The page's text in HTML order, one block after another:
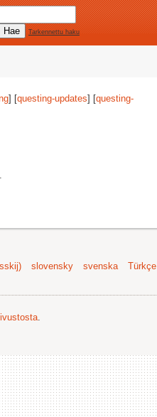
Tarkennettu haku
] [questing-updates] [questing-
.
slovensky svenska
Türkçe
.